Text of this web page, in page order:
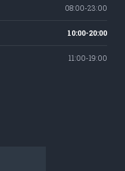
08:00-23:00
10:00-20:00
11:00-19:00